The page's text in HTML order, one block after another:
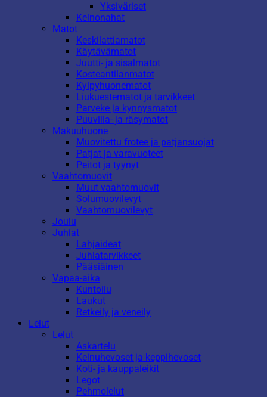
Yksiväriset
Keinonahat
Matot
Keskilattiamatot
Käytävämatot
Juutti- ja sisalmatot
Kosteantilanmatot
Kylpyhuonematot
Liukuestematot ja tarvikkeet
Parveke ja kynnysmatot
Puuvilla- ja räsymatot
Makuuhuone
Muovitettu frotee ja patjansuojat
Patjat ja varavuoteet
Peitot ja tyynyt
Vaahtomuovit
Muut vaahtomuovit
Solumuovilevyt
Vaahtomuovilevyt
Joulu
Juhlat
Lahjaideat
Juhlatarvikkeet
Pääsiäinen
Vapaa-aika
Kuntoilu
Laukut
Retkeily ja veneily
Lelut
Lelut
Askartelu
Keinuhevoset ja keppihevoset
Koti- ja kauppaleikit
Legot
Pehmolelut